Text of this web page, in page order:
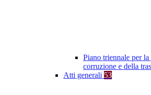
Piano triennale per
corruzione e della
Atti generali 53